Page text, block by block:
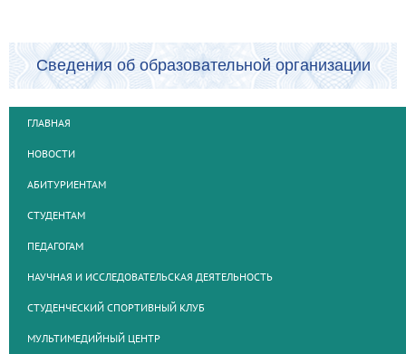
Сведения об образовательной организации
ГЛАВНАЯ
НОВОСТИ
АБИТУРИЕНТАМ
СТУДЕНТАМ
ПЕДАГОГАМ
НАУЧНАЯ И ИССЛЕДОВАТЕЛЬСКАЯ ДЕЯТЕЛЬНОСТЬ
СТУДЕНЧЕСКИЙ СПОРТИВНЫЙ КЛУБ
МУЛЬТИМЕДИЙНЫЙ ЦЕНТР